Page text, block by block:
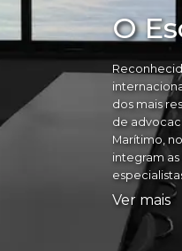
O
dos mais
de
Marítimo,
integram as
Ver mais